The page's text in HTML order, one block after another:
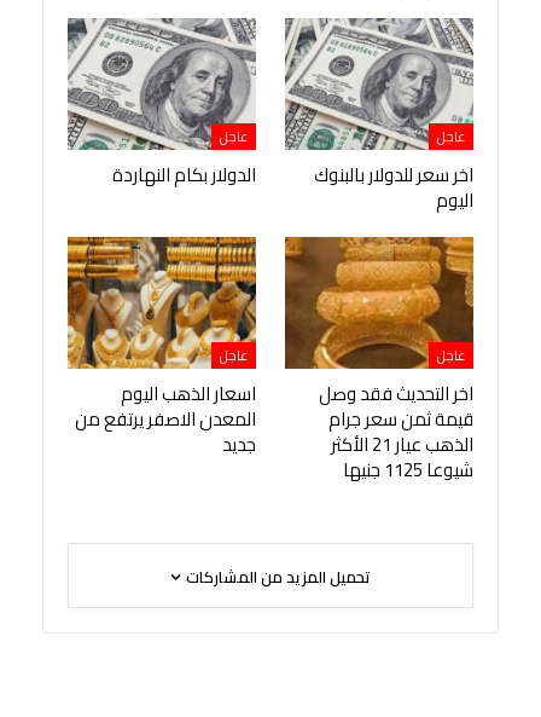
عاجل
اخر سعر للدولار بالبنوك
اليوم
عاجل
الدولار بكام النهاردة
عاجل
اخر التحديث فقد وصل
قيمة ثمن سعر جرام
الذهب عيار 21 الأكثر
شيوعا 1125 جنيها
عاجل
اسعار الذهب اليوم
المعدن الاصفر يرتفع من
جديد
تحميل المزيد من المشاركات